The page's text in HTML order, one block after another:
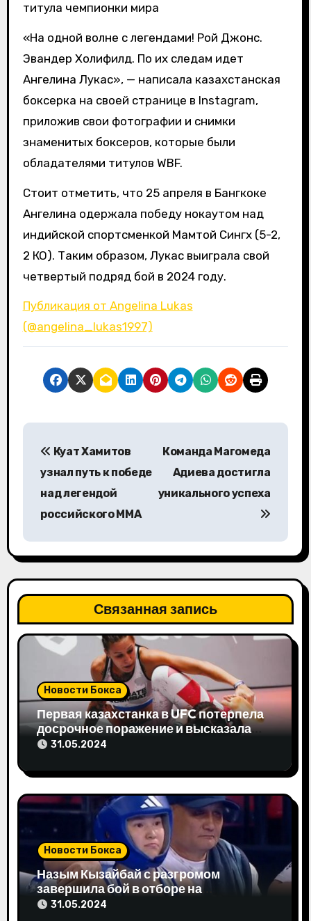
титула чемпионки мира
«На одной волне с легендами! Рой Джонс.
Эвандер Холифилд. По их следам идет
Ангелина Лукас», — написала казахстанская
боксерка на своей странице в Instagram,
приложив свои фотографии и снимки
знаменитых боксеров, которые были
обладателями титулов WBF.
Стоит отметить, что 25 апреля в Бангкоке
Ангелина одержала победу нокаутом над
индийской спортсменкой Мамтой Сингх (5-2,
2 КО). Таким образом, Лукас выиграла свой
четвертый подряд бой в 2024 году.
Публикация от Angelina Lukas
(@angelina_lukas1997)
Н
г
а
ц
и
п
о
а
п
и
с
я
Куат Хамитов
узнал путь к победе
над легендой
российского ММА
Команда Магомеда
Адиева достигла
уникального успеха
Связанная запись
Новости Бокса
Первая казахстанка в UFC потерпела
досрочное поражение и высказала
свое мнение
31.05.2024
Новости Бокса
Назым Кызайбай с разгромом
завершила бой в отборе на
Олимпиаду-2024
31.05.2024